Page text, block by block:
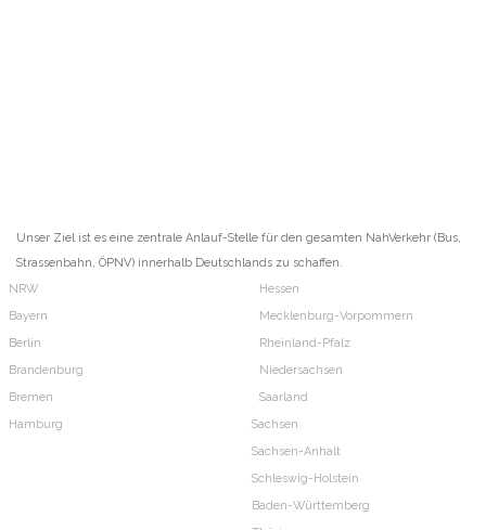
Unser Ziel ist es eine zentrale Anlauf-Stelle für den gesamten NahVerkehr (Bus,
Strassenbahn, ÖPNV) innerhalb Deutschlands zu schaffen.
NRW
Bayern
Berlin
Brandenburg
Bremen
Hamburg
Hessen
Mecklenburg-Vorpommern
Rheinland-Pfalz
Niedersachsen
Saarland
Sachsen
Sachsen-Anhalt
Schleswig-Holstein
Baden-Württemberg